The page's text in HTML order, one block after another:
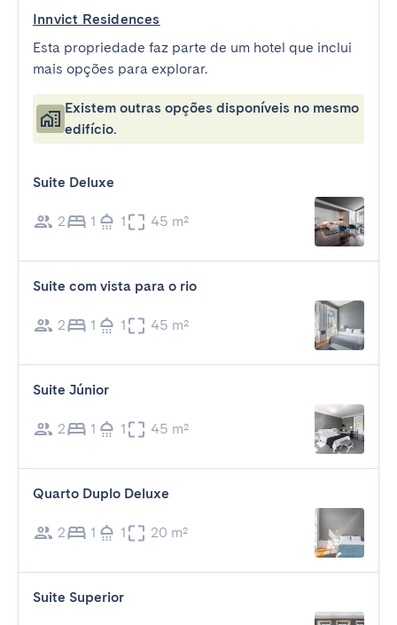
Innvict Residences
Esta propriedade faz parte de um hotel que inclui
mais opções para explorar.
Existem outras opções disponíveis no mesmo
edifício.
Suite Deluxe
2 1 1 45 m²
Suite com vista para o rio
2 1 1 45 m²
Suite Júnior
2 1 1 45 m²
Quarto Duplo Deluxe
2 1 1 20 m²
Suite Superior